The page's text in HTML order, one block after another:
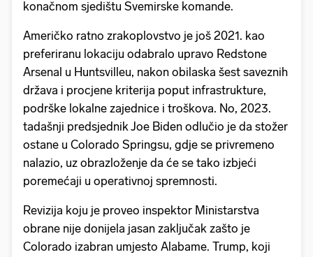
konačnom sjedištu Svemirske komande.
Američko ratno zrakoplovstvo je još 2021. kao
preferiranu lokaciju odabralo upravo Redstone
Arsenal u Huntsvilleu, nakon obilaska šest saveznih
država i procjene kriterija poput infrastrukture,
podrške lokalne zajednice i troškova. No, 2023.
tadašnji predsjednik Joe Biden odlučio je da stožer
ostane u Colorado Springsu, gdje se privremeno
nalazio, uz obrazloženje da će se tako izbjeći
poremećaji u operativnoj spremnosti.
Revizija koju je proveo inspektor Ministarstva
obrane nije donijela jasan zaključak zašto je
Colorado izabran umjesto Alabame. Trump, koji